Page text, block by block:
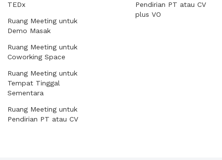
TEDx
Ruang Meeting untuk
Demo Masak
Ruang Meeting untuk
Coworking Space
Ruang Meeting untuk
Tempat Tinggal
Sementara
Ruang Meeting untuk
Pendirian PT atau CV
Pendirian PT atau CV
plus VO